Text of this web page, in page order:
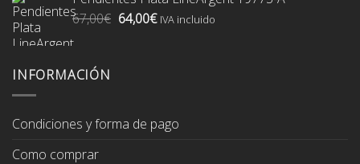
era:
74,00€.
es:
70,00€.
67,00€ El
64,00€ElIVA incluido
INFORMACIÓN
Condiciones y forma de pago
Como comprar